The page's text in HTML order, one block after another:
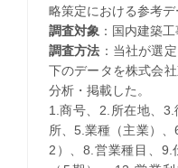
略策定における参考デ
調査対象：国内建築
調査方法 ：当社が選
下のデータを株式会
分析・掲載した。
1.商号、2.所在地、
所、5.業種（主業）
2）、8.営業種目、9.